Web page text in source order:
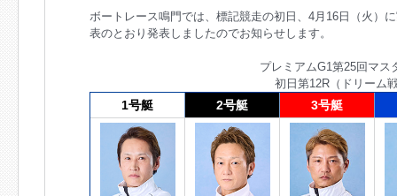
ボートレース鳴門では、標記競走の初日、4月16日（火）
表のとおり発表しましたのでお知らせします。
プレミアムG1第25回マス
初日第12R（ドリーム
1号艇 2号艇 3号艇